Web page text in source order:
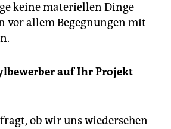
keine materiellen Dinge
vor allem Begegnungen mit
auf Ihr Projekt
ob wir uns wiedersehen